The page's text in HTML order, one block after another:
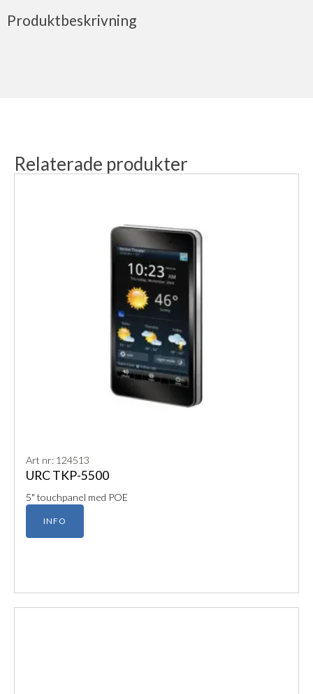
Produktbeskrivning
Relaterade produkter
Art nr: 124513
URC TKP-5500
5" touchpanel med POE
INFO